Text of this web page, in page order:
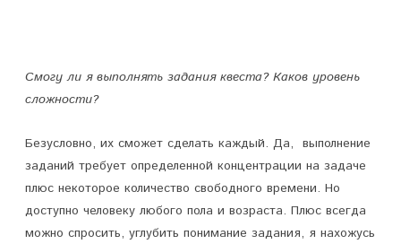
Смогу ли я выполнять задания квеста? Каков уровень
сложности?
Безусловно, их сможет сделать каждый. Да, выполнение
заданий требует определенной концентрации на задаче
плюс некоторое количество свободного времени. Но
доступно человеку любого пола и возраста. Плюс всегда
можно спросить, углубить понимание задания, я нахожусь